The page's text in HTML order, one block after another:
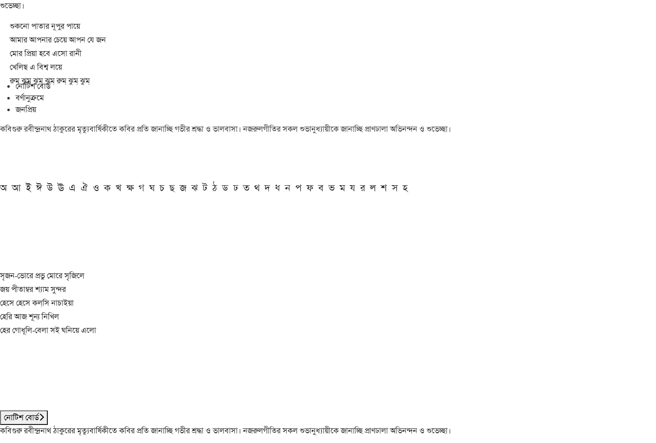
শুভেচ্ছা।
শুকনো পাতার নূপুর পায়ে
আমার আপনার চেয়ে আপন যে জন
মোর প্রিয়া হবে এসো রানী
খেলিছ এ বিশ্ব লয়ে
রুম্ ঝুম্ ঝুম্ ঝুম্ রুম্ ঝুম্ ঝুম্
নোটিশ বোর্ড
বর্ণানুক্রমে
জনপ্রিয়
কবিগুরু রবীন্দ্রনাথ ঠাকুরের মৃত্যুবার্ষিকীতে কবির প্রতি জানাচ্ছি গভীর শ্রদ্ধা ও ভালবাসা। নজরুলগীতির সকল শুভানুধ্যায়ীকে জানাচ্ছি প্রাণঢালা অভিনন্দন ও শুভেচ্ছা।
অ আ ই ঈ উ ঊ এ ঐ ও ক খ ক্ষ গ ঘ চ ছ জ ঝ ট ঠ ড ঢ ত থ দ ধ ন প ফ ব ভ ম য র ল শ স হ
সৃজন-ভোরে প্রভু মোরে সৃজিলে
জয় পীতাম্বর শ্যাম সুন্দর
হেসে হেসে কল্‌সি নাচাইয়া
হেরি আজ শূন্য নিখিল
হের গোধূলি-বেলা সই ঘনিয়ে এলো
নোটিশ বোর্ড
কবিগুরু রবীন্দ্রনাথ ঠাকুরের মৃত্যুবার্ষিকীতে কবির প্রতি জানাচ্ছি গভীর শ্রদ্ধা ও ভালবাসা। নজরুলগীতির সকল শুভানুধ্যায়ীকে জানাচ্ছি প্রাণঢালা অভিনন্দন ও শুভেচ্ছা।